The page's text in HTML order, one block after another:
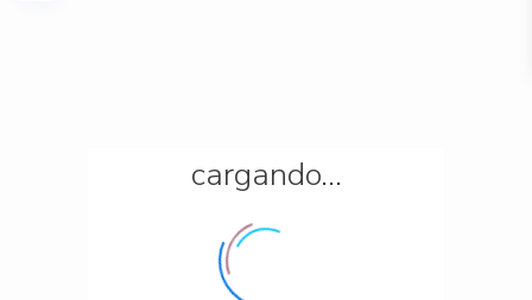
cargando...